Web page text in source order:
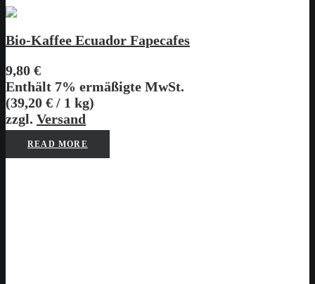
Bio-Kaffee Ecuador Fapecafes
9,80 €
Enthält 7% ermäßigte MwSt.
(39,20 € / 1 kg)
zzgl. Versand
READ MORE